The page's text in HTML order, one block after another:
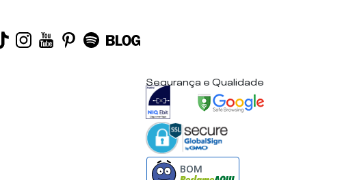
Segurança e Qualidade
BOM